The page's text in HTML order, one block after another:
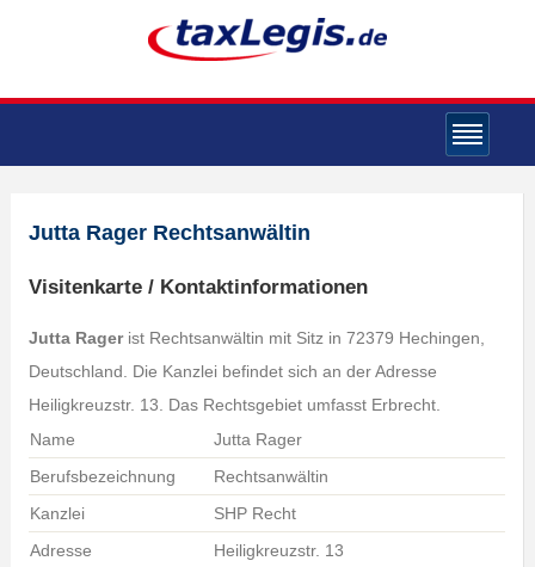
Jutta Rager Rechtsanwältin
Visitenkarte / Kontaktinformationen
Jutta Ragerist Rechtsanwältin mit Sitz in 72379 Hechingen,
Deutschland. Die Kanzlei befindet sich an der Adresse
Heiligkreuzstr. 13. Das Rechtsgebiet umfasst Erbrecht.
Name
Jutta Rager
Berufsbezeichnung
Rechtsanwältin
Kanzlei
SHP Recht
Adresse
Heiligkreuzstr. 13